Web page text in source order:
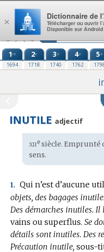
Aller au contenu
1re
1694
2e
1718
3e
1740
4e
1762
5e
INUTILE adjectif
Étymologie
:
xiiesiècle. Emprunté
sens.
1. Qui n’est d’aucune
objets, des bagages
Des démarches inutiles. Il
vains ou superflus. Se
détails sont inutiles. Des
Précaution inutile, sous-
×
Dictionnaire de
Télécharger ou ouvrir
Disponible sur